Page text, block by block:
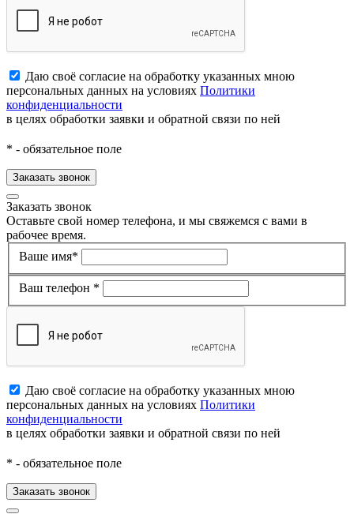
Даю своё согласие на обработку указанных мною
персональных данных на условиях Политики
конфиденциальности
в целях обработки заявки и обратной связи по ней
* - обязательное поле
Заказать звонок
Заказать звонок
Оставьте свой номер телефона, и мы свяжемся с вами в
рабочее время.
Ваше имя*
Ваш телефон *
Даю своё согласие на обработку указанных мною
персональных данных на условиях Политики
конфиденциальности
в целях обработки заявки и обратной связи по ней
* - обязательное поле
Заказать звонок